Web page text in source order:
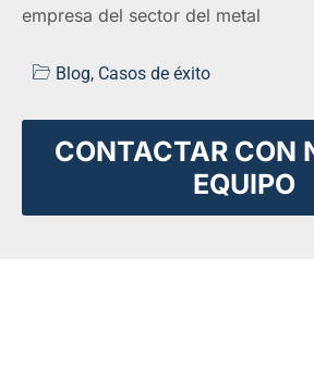
empresa del sector del metal
Blog, Casos de éxito
CONTACTAR CON
EQUIPO